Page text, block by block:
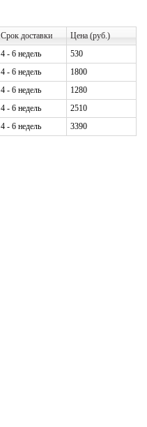
Срок доставки
Цена (руб.)
4 - 6 недель
530
4 - 6 недель
1800
4 - 6 недель
1280
4 - 6 недель
2510
4 - 6 недель 3390